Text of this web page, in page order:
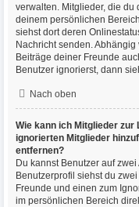
verwalten. Mitglieder, die du
deinem persönlichen
siehst dort deren
Nachricht senden.
Beiträge deiner Freunde
Benutzer ignorierst, dann
Nach oben
Wie kann ich Mitglieder
ignorierten Mitglieder
entfernen?
Du kannst Benutzer auf
Benutzerprofil siehst du
Freunde und einen zum
im persönlichen Bereich